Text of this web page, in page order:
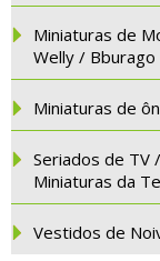
Miniaturas de
Welly / Bburago
Miniaturas de
Seriados de TV
Miniaturas da
Vestidos de